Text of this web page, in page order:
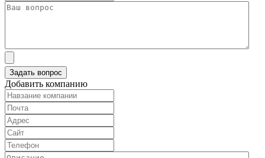
Добавить компанию